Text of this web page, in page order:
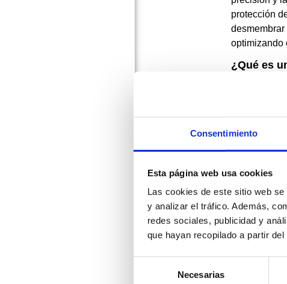
Consentimiento
Esta página web usa cookies
Las cookies de este sitio web
y analizar el tráfico. Además,
redes sociales, publicidad y
que hayan recopilado a partir
Necesarias
protección
optimizando
¿Qué es